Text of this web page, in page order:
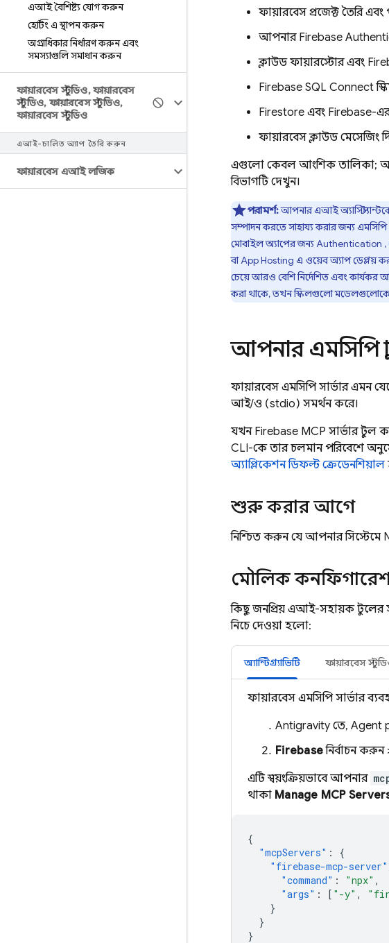
এআই বৈশিষ্ট্য যোগ করুন
হোস্টিং এ স্থাপন করুন
অগ্রাধিকার নির্ধারণ করুন এবং
সমস্যাগুলি সমাধান করুন
ফায়ারবেস স্টুডিও,ফায়ারবেস
স্টুডিও, ফায়ারবেস স্টুডিও,
ফায়ারবেস স্টুডিও
এআই-চালিত অ্যাপ তৈরি করুন
ফায়ারবেস এআই লজিক
ফায়ারবেস প্রজেক্ট তৈরি
আপনার Firebase
ক্লাউড ফায়ারস্টোর এবং
Firebase SQL Connect
Firestore এবং Firebase-
ফায়ারবেস ক্লাউড মেসেজিং
এগুলো কেবল আংশিক তালিকা;
বিভাগটি দেখুন।
পরামর্শ:আপনার এআই
সম্পাদন করতে সাহায্য করার জন্য এমসিপি
মোবাইল অ্যাপের জন্যAuthentication ,
বাApp Hosting এ ওয়েব অ্যাপ ডেপ্লয়
চেয়ে আরও বেশি নির্দেশিত এবং কার্যকর
করা থাকে, তখন স্কিলগুলো মডেলগুলোকে
আপনার এমসিপি
ফায়ারবেস এমসিপি সার্ভার এমন
আই/ও (stdio) সমর্থন করে।
যখন Firebase MCP সার্ভার টুল
CLI-কে তার চলমান পরিবেশে
অ্যাপ্লিকেশন ডিফল্ট ক্রেডেনশিয়াল
শুরু করার আগে
নিশ্চিত করুন যে আপনার সিস্টেমে
মৌলিক
কিছু জনপ্রিয় এআই-সহায়ক টুলের
নিচে দেওয়া হলো:
অ্যান্টিগ্র্যাভিটি ফায়ারবেস
ফায়ারবেস এমসিপি সার্ভার
Antigravity তে, Agent
Firebaseনির্বাচন করুন
এটি স্বয়ংক্রিয়ভাবে আপনার
থাকা Manage MCP
{
"mcpServers" :
{
"firebase-mcp-server"
"command" : "npx" ,
"args" : [ "-y" ,
}
}
}